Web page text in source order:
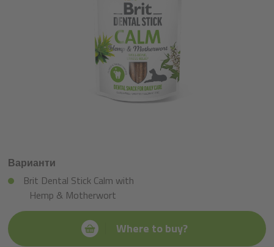
Варианти
Brit Dental Stick Calm with
Hemp & Motherwort
Where to buy?